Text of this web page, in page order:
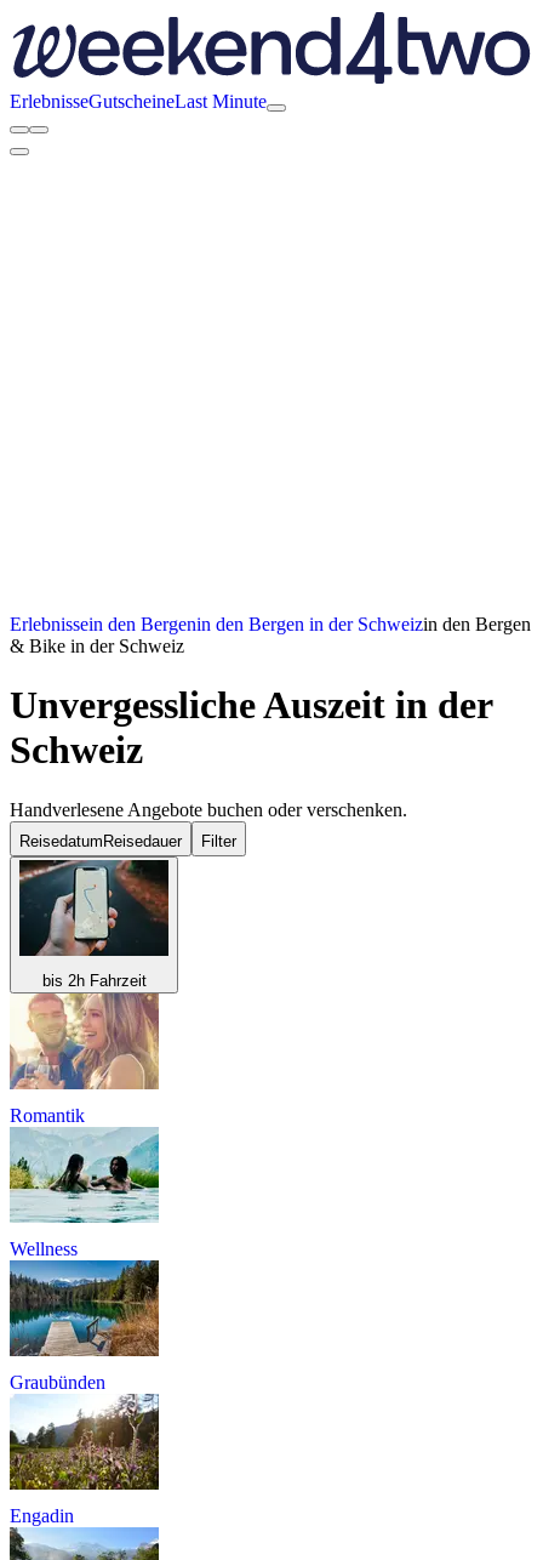
ErlebnisseGutscheineLast Minute
Erlebnissein den Bergenin den Bergen in der Schweizin den Bergen
& Bike in der Schweiz
Unvergessliche Auszeit in der
Schweiz
Handverlesene Angebote buchen oder verschenken.
Reisedatum Reisedauer Filter
bis 2h Fahrzeit
Romantik
Wellness
Graubünden
Engadin